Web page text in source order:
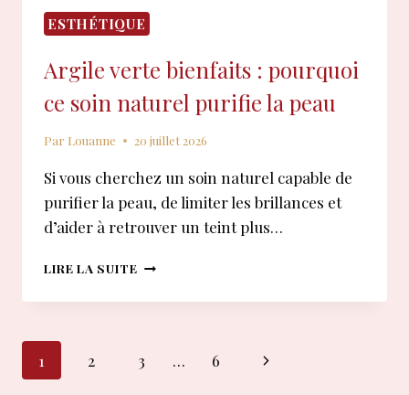
ESTHÉTIQUE
Argile verte bienfaits : pourquoi
ce soin naturel purifie la peau
Par Louanne 20 juillet 2026
Si vous cherchez un soin naturel capable de
purifier la peau, de limiter les brillances et
d’aider à retrouver un teint plus…
LIRE LA SUITE ARGILE
BIENFAITS
CE
Navigation
1 2 3 … 6
Page